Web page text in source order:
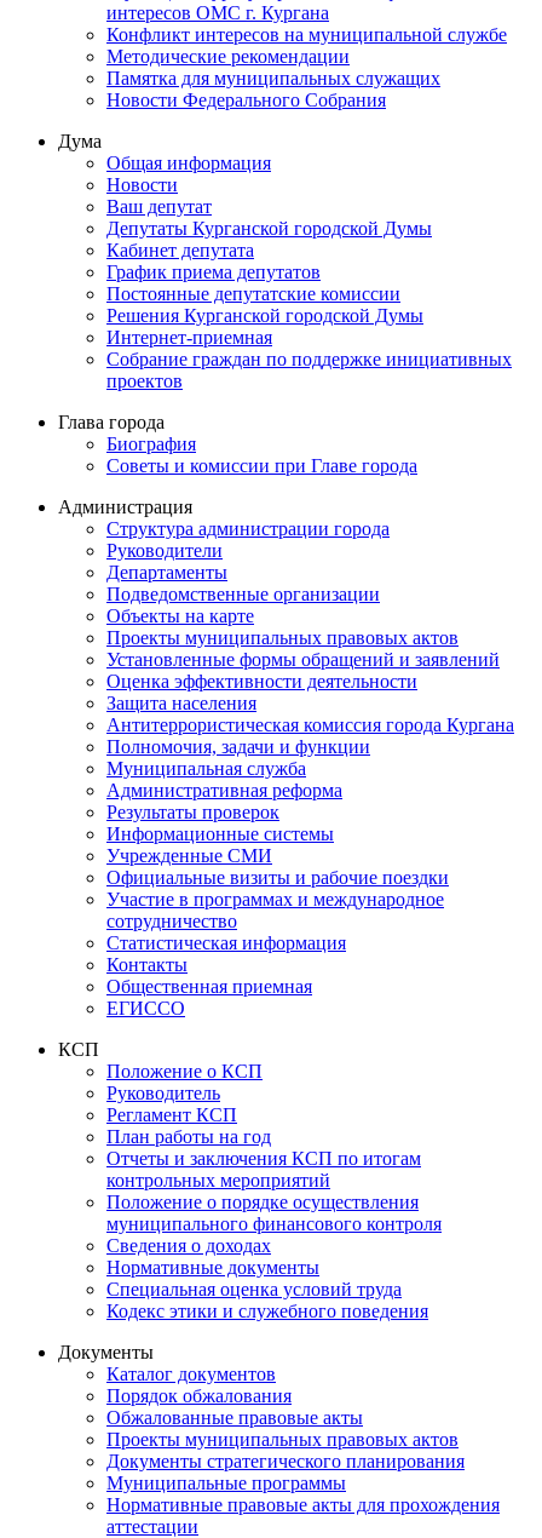
интересов ОМС г. Кургана
Конфликт интересов на муниципальной службе
Методические рекомендации
Памятка для муниципальных служащих
Новости Федерального Cобрания
Дума
Общая информация
Новости
Ваш депутат
Депутаты Курганской городской Думы
Кабинет депутата
График приема депутатов
Постоянные депутатские комиссии
Решения Курганской городской Думы
Интернет-приемная
Собрание граждан по поддержке инициативных
проектов
Глава города
Биография
Советы и комиссии при Главе города
Администрация
Структура администрации города
Руководители
Департаменты
Подведомственные организации
Объекты на карте
Проекты муниципальных правовых актов
Установленные формы обращений и заявлений
Оценка эффективности деятельности
Защита населения
Антитеррористическая комиссия города Кургана
Полномочия, задачи и функции
Муниципальная служба
Административная реформа
Результаты проверок
Информационные системы
Учрежденные СМИ
Официальные визиты и рабочие поездки
Участие в программах и международное
сотрудничество
Статистическая информация
Контакты
Общественная приемная
ЕГИССО
КСП
Положение о КСП
Руководитель
Регламент КСП
План работы на год
Отчеты и заключения КСП по итогам
контрольных мероприятий
Положение о порядке осуществления
муниципального финансового контроля
Сведения о доходах
Нормативные документы
Специальная оценка условий труда
Кодекс этики и служебного поведения
Документы
Каталог документов
Порядок обжалования
Обжалованные правовые акты
Проекты муниципальных правовых актов
Документы стратегического планирования
Муниципальные программы
Нормативные правовые акты для прохождения
аттестации